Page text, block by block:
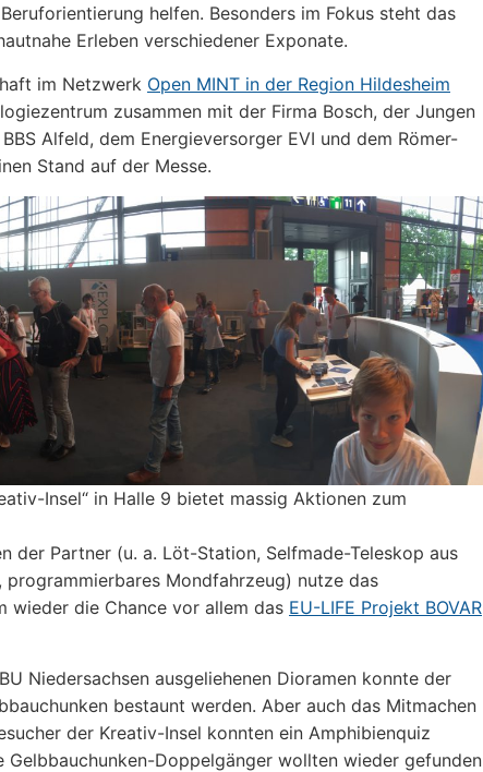
helfen. Besonders im Fokus steht das
Erleben verschiedener Exponate.
im Netzwerk Open MINT in der Region Hildesheim
zusammen mit der Firma Bosch, der Jungen
Alfeld, dem Energieversorger EVI und dem Römer-
Stand auf der Messe.
Insel“ in Halle 9 bietet massig Aktionen zum
der Partner (u. a. Löt-Station, Selfmade-Teleskop aus
programmierbares Mondfahrzeug) nutze das
wieder die Chance vor allem das EU-LIFE Projekt BOVAR
Niedersachsen ausgeliehenen Dioramen konnte der
bestaunt werden. Aber auch das Mitmachen
der Kreativ-Insel konnten ein Amphibienquiz
Gelbbauchunken-Doppelgänger wollten wieder gefunden